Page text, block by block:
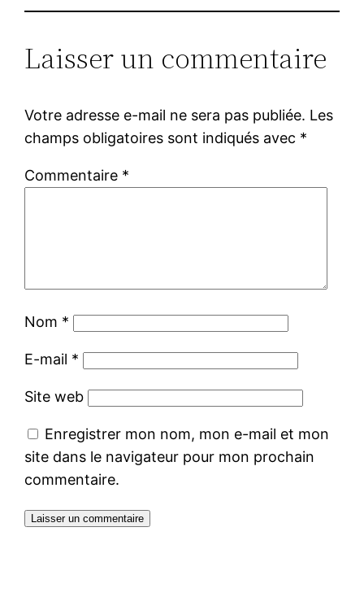
Laisser un commentaire
Votre adresse e-mail ne sera pas publiée. Les
champs obligatoires sont indiqués avec *
Commentaire *
Nom *
E-mail *
Site web
Enregistrer mon nom, mon e-mail et mon
site dans le navigateur pour mon prochain
commentaire.